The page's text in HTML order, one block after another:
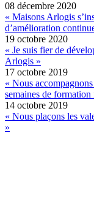
08 décembre 2020
« Maisons Arlogis
d’amélioration
19 octobre 2020
« Je suis fier de
Arlogis »
17 octobre 2019
« Nous
semaines de
14 octobre 2019
« Nous plaçons les
»